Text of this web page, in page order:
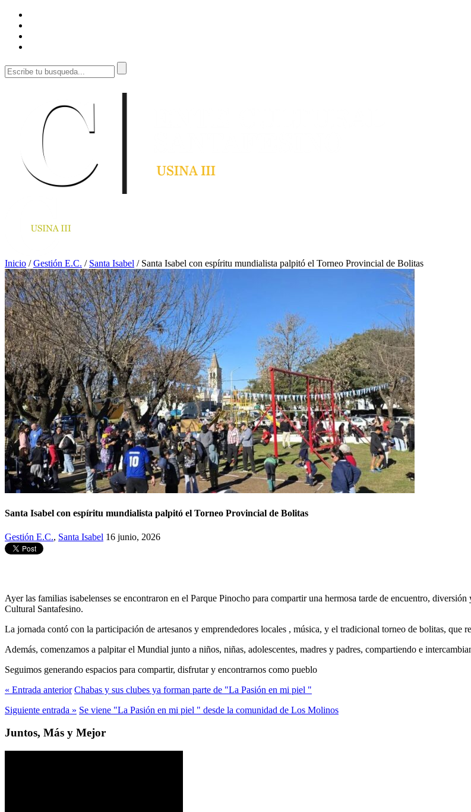
Inicio /Gestión E.C. / Santa Isabel / Santa Isabel con espíritu mundialista palpitó el Torneo Provincial de Bolitas
Santa Isabel con espíritu mundialista palpitó el Torneo Provincial de Bolitas
Gestión E.C., Santa Isabel 16 junio, 2026
Ayer las familias isabelenses se encontraron en el Parque Pinocho para compartir una hermosa tarde de encuentro,
Cultural Santafesino.
La jornada contó con la participación de artesanos y emprendedores locales , música, y el tradicional torneo de bolitas, que
Además, comenzamos a palpitar el Mundial junto a niños, niñas, adolescentes, madres y padres, compartiendo e
Seguimos generando espacios para compartir, disfrutar y encontrarnos como pueblo
« Entrada anterior Chabas y sus clubes ya forman parte de "La Pasión en mi piel "
Siguiente entrada » Se viene "La Pasión en mi piel " desde la comunidad de Los Molinos
Juntos, Más y Mejor